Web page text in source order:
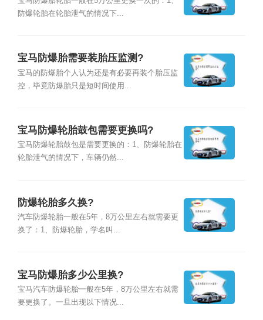
防爆轮胎在轮胎泄气的情况下...
宝马防爆胎需要装胎压监测?
宝马的防爆胎个人认为还是有必要再装个胎压监
控，毕竟防爆胎只是短时间使用...
宝马防爆轮胎鼓包需要更换吗?
宝马防爆轮胎鼓包是需要更换的：1、防爆轮胎在
轮胎泄气的情况下，车辆仍然...
防爆轮胎多久换?
汽车防爆轮胎一般在5年，8万公里左右就需要更
换了：1、防爆轮胎，学名叫...
宝马防爆胎多少公里换?
宝马汽车防爆轮胎一般在5年，8万公里左右就需
要更换了。一旦出现以下情况...